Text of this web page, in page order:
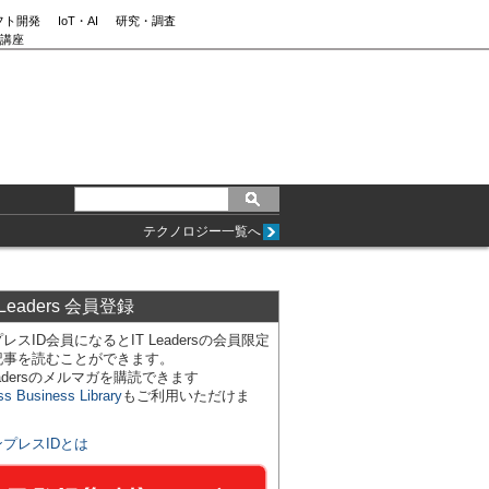
ト開発 IoT・AI
研究・調査
座
テクノロジー一覧へ
会員登録
スID会員になるとIT Leadersの会員限定
を読むことができます。
のメルマガを購読できます
Business Libraryもご利用いただけま
プレスIDとは